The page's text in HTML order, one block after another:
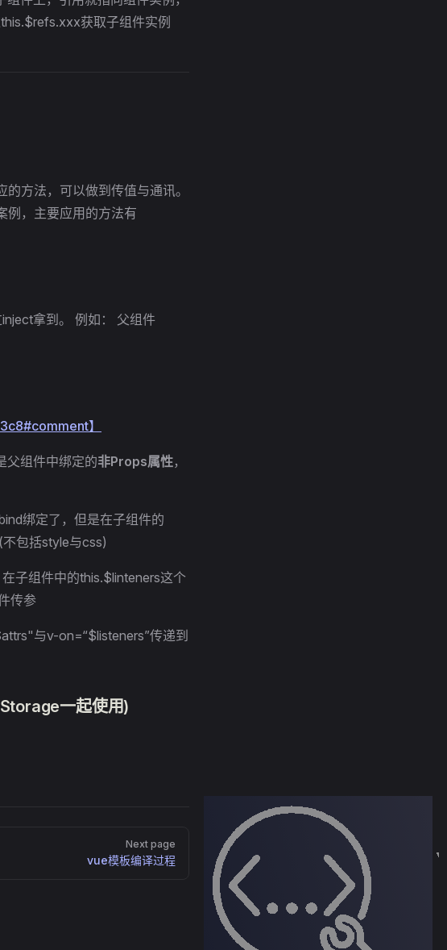
获取子组件实例
方法，可以做到传值与通讯。
，主要应用的方法有
拿到。 例如： 父组件
】
父组件中绑定的非Props属性，
绑定了，但是在子组件的
包括style与css)
子组件中的this.$linteners这个
传参
与v-on=“$listeners”传递到
一起使用)
Next page
vue模板编译过程